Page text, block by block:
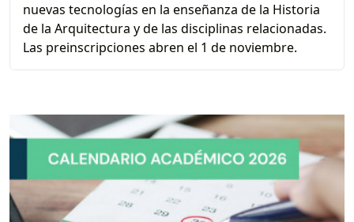
nuevas tecnologías en la enseñanza de la Historia
de la Arquitectura y de las disciplinas relacionadas.
Las preinscripciones abren el 1 de noviembre.